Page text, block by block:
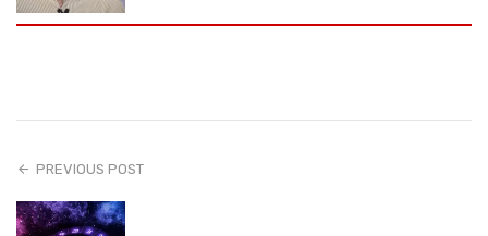
PREVIOUS POST